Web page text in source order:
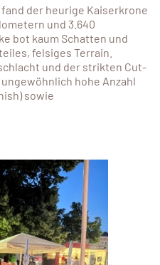
der heurige Kaiserkrone
und 3.640
bot kaum Schatten und
felsiges Terrain.
und der strikten Cut-
hohe Anzahl
sowie